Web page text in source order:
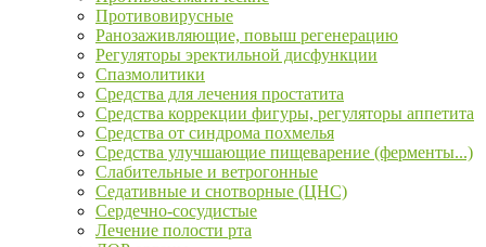
Противовирусные
Ранозаживляющие, повыш регенерацию
Регуляторы эректильной дисфункции
Спазмолитики
Средства для лечения простатита
Средства коррекции фигуры, регуляторы аппетита
Средства от синдрома похмелья
Средства улучшающие пищеварение (ферменты...)
Слабительные и ветрогонные
Седативные и снотворные (ЦНС)
Сердечно-сосудистые
Лечение полости рта